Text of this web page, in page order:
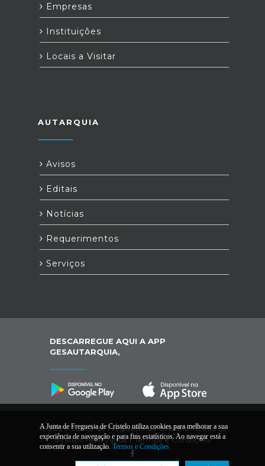
Empresas
Instituições
Locais a Visitar
AUTARQUIA
Avisos
Editais
Notícias
Requerimentos
Serviços
DESCARREGUE AQUI A APP
GESAUTARQUIA,
© 2026 Junta de Freguesia de Cristelo. Todos os
direitos reservados |Termos e Condições
A Junta de Freguesia de Cristelo utiliza cookies para melhorar a sua
experiência de navegação e para fins estatísticos. Ao navegar está a
consentir a sua utilização. Termos e Condições